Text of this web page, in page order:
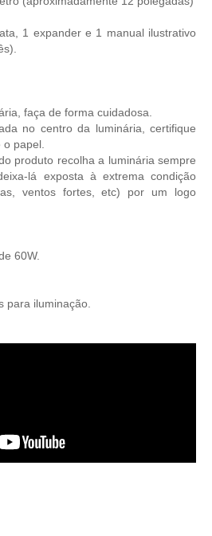
1 expander e 1 manual ilustrativo
faça de forma cuidadosa.
no centro da luminária, certifique
papel.
produto recolha a luminária sempre
lá exposta à extrema condição
ventos fortes, etc) por um logo
60W.
para iluminação.